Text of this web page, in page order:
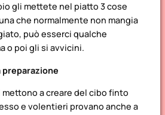
gli mettete nel piatto 3 cose
che normalmente non mangia
può esserci qualche
o poi gli si avvicini.
mettono a creare del cibo finto
e volentieri provano anche a